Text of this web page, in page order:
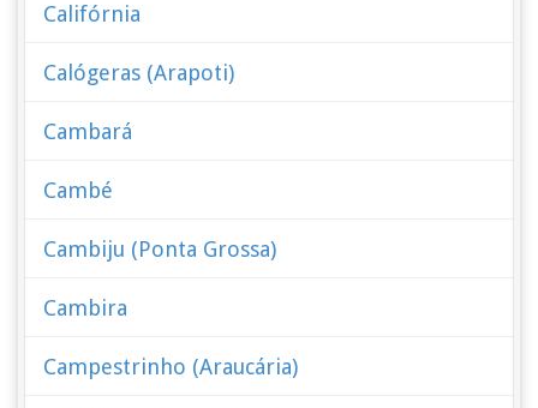
Califórnia
Calógeras (Arapoti)
Cambará
Cambé
Cambiju (Ponta Grossa)
Cambira
Campestrinho (Araucária)